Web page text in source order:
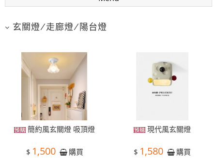
玄關燈/走廊燈/陽台燈
簡約風玄關燈 吸頂燈
$ 1,500 購買
現代風玄關燈
$ 1,580 購買